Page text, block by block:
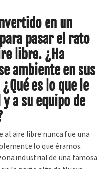
en un
pasar el rato
libre. ¿Ha
ambiente en sus
es lo que le
a su equipo de
al aire libre nunca fue una
lo que éramos.
industrial de una famosa